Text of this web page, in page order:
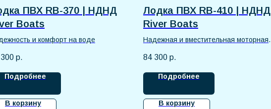
ПВХ RB-370 | НДНД
Boats
и комфорт на воде
р.
Подробнее
В корзину
Лодка ПВХ RB-410 | НДНД
River Boats
Надежная и вместительная моторная
84 300 р.
Подробнее
В корзину